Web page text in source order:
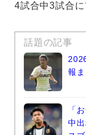
4試合中3試合に
話題の記事
報
「
中